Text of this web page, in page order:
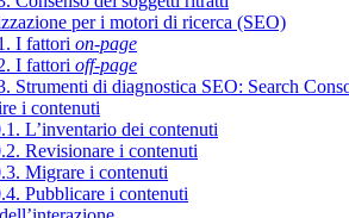
per i motori di ricerca (SEO)
I fattori on-page
I fattori off-page
Strumenti di diagnostica SEO: Search
i contenuti
L’inventario dei contenuti
Revisionare i contenuti
Migrare i contenuti
Pubblicare i contenuti